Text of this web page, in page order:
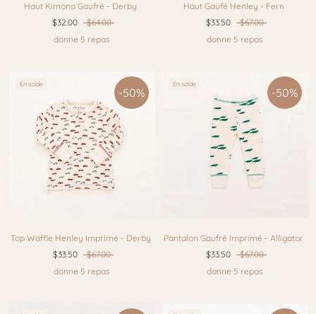
Haut Kimono Gaufré - Derby
$32.00
$64.00
donne 5 repas
Haut Gaufé Henley - Fern
$33.50
$67.00
donne 5 repas
En solde
Top Waffle Henley Imprimé - Derby
$33.50
$67.00
donne 5 repas
-50%
En solde
Pantalon Gaufré Imprimé - Alligator
$33.50
$67.00
donne 5 repas
-50%